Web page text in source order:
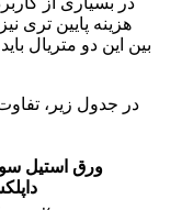
هزینه پایین تری
بین این دو متریال
در جدول زیر،
ورق استیل